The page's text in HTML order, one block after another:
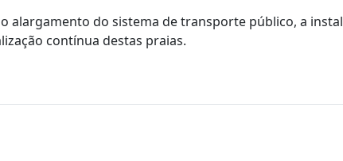
alargamento do sistema de transporte público, a
contínua destas praias.